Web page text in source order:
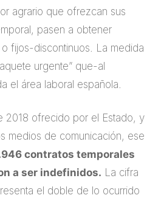
agrario que ofrezcan sus
pasen a obtener
fijos-discontinuos. La medida
urgente” que-al
el área laboral española.
2018 ofrecido por el Estado, y
medios de comunicación, ese
contratos temporales
a ser indefinidos. La cifra
el doble de lo ocurrido